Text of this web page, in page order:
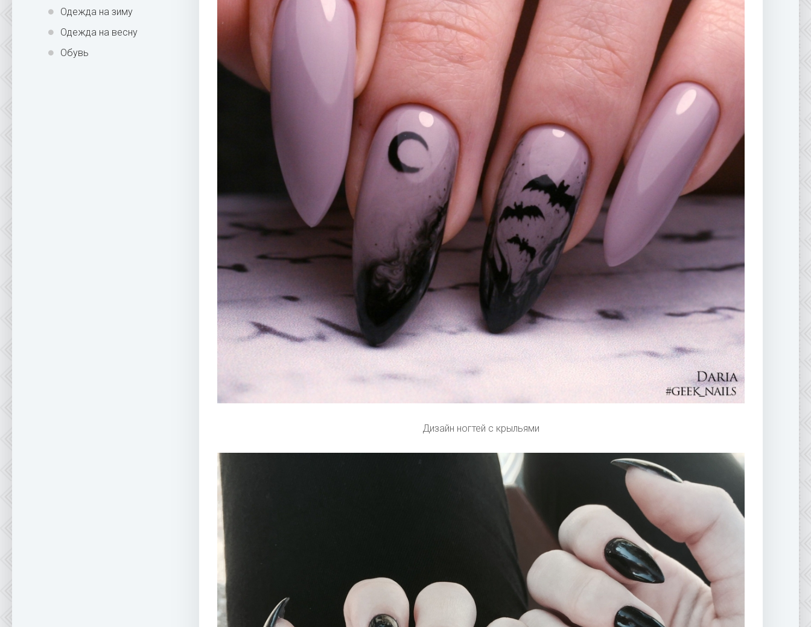
Одежда на зиму
Одежда на весну
Обувь
Дизайн ногтей с крыльями